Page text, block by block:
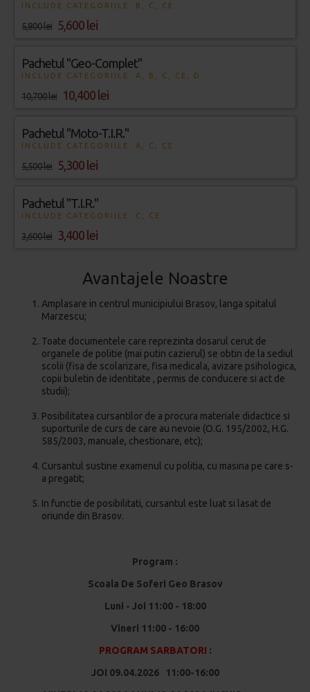
INCLUDE CATEGORIILE: B, C, CE
5,800 lei 5,600 lei
Pachetul "Geo-Complet"
INCLUDE CATEGORIILE: A, B, C, CE, D
10,700 lei 10,400 lei
Pachetul "Moto-T.I.R."
INCLUDE CATEGORIILE: A, C, CE
5,500 lei 5,300 lei
Pachetul "T.I.R."
INCLUDE CATEGORIILE: C, CE
3,600 lei 3,400 lei
Avantajele Noastre
Amplasare in centrul municipiului Brasov, langa spitalul
Marzescu;
Toate documentele care reprezinta dosarul cerut de
organele de politie (mai putin cazierul) se obtin de la sediul
scolii (fisa de scolarizare, fisa medicala, avizare psihologica,
copii buletin de identitate , permis de conducere si act de
studii);
Posibilitatea cursantilor de a procura materiale didactice si
suporturile de curs de care au nevoie (O.G. 195/2002, H.G.
585/2003, manuale, chestionare, etc);
Cursantul sustine examenul cu politia, cu masina pe care s-
a pregatit;
In functie de posibilitati, cursantul este luat si lasat de
oriunde din Brasov.
Program :
Scoala De Soferi Geo Brasov
Luni - Joi 11:00 - 18:00
Vineri 11:00 - 16:00
PROGRAM SARBATORI :
JOI 09.04.2026 11:00-16:00